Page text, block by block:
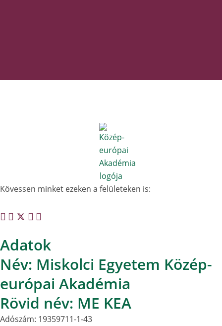
Kövessen minket ezeken a felületeken is:
Adatok
Név: Miskolci Egyetem Közép-
európai Akadémia
Rövid név: ME KEA
Adószám: 19359711-1-43